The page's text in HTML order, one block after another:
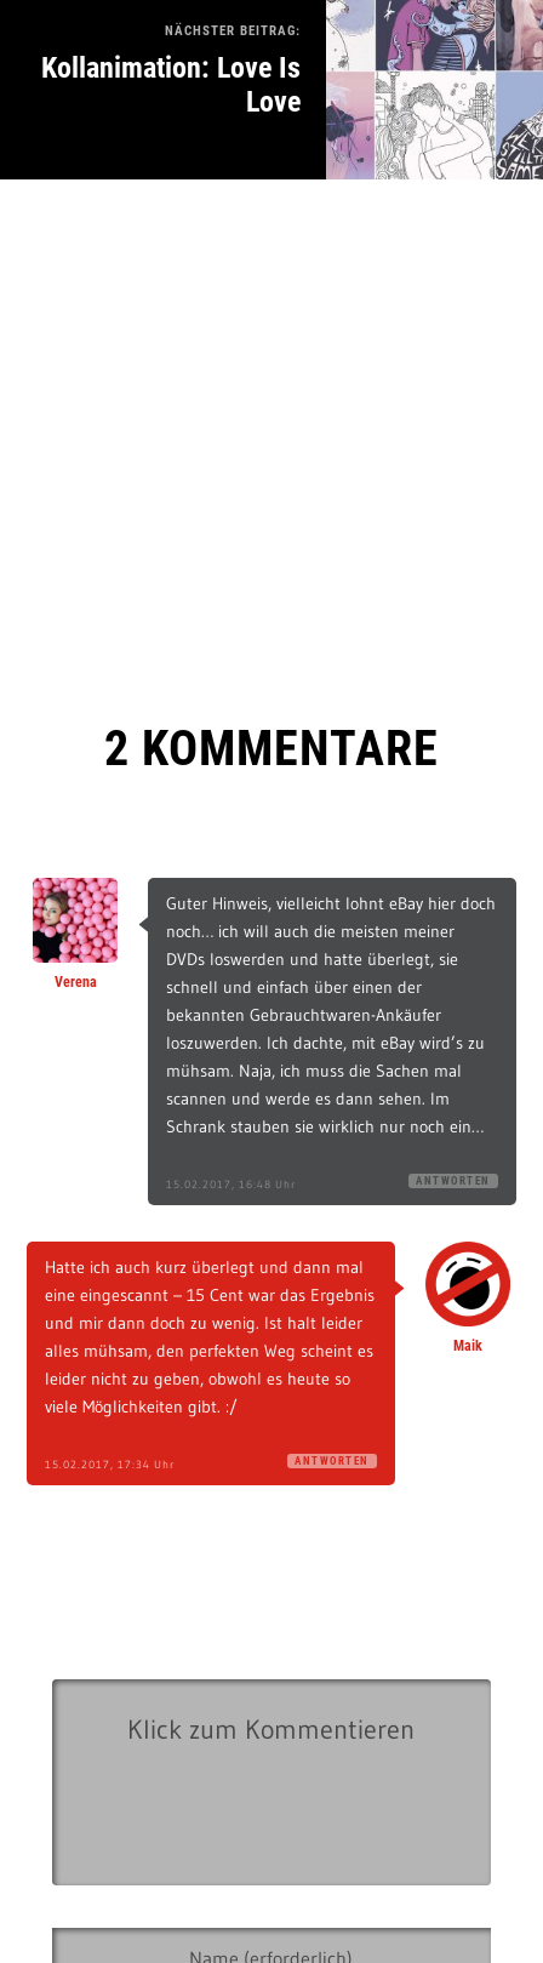
NÄCHSTER BEITRAG:
Kollanimation: Love Is
Love
2 KOMMENTARE
Verena
Guter Hinweis, vielleicht lohnt eBay hier doch
noch… ich will auch die meisten meiner
DVDs loswerden und hatte überlegt, sie
schnell und einfach über einen der
bekannten Gebrauchtwaren-Ankäufer
loszuwerden. Ich dachte, mit eBay wird’s zu
mühsam. Naja, ich muss die Sachen mal
scannen und werde es dann sehen. Im
Schrank stauben sie wirklich nur noch ein…
15.02.2017, 16:48 Uhr ANTWORTEN
Maik
Hatte ich auch kurz überlegt und dann mal
eine eingescannt – 15 Cent war das Ergebnis
und mir dann doch zu wenig. Ist halt leider
alles mühsam, den perfekten Weg scheint es
leider nicht zu geben, obwohl es heute so
viele Möglichkeiten gibt. :/
15.02.2017, 17:34 Uhr ANTWORTEN